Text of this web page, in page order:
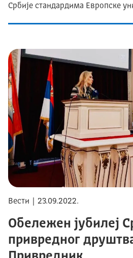
Србије стандардима Европске
Вести | 23.09.2022.
Обележен јубилеј
привредног